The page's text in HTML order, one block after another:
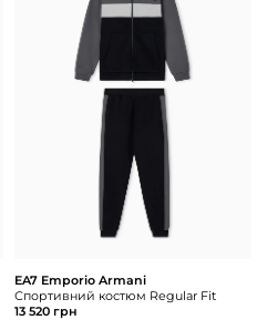
EA7 Emporio Armani
Спортивний костюм Regular Fit
13 520 грн